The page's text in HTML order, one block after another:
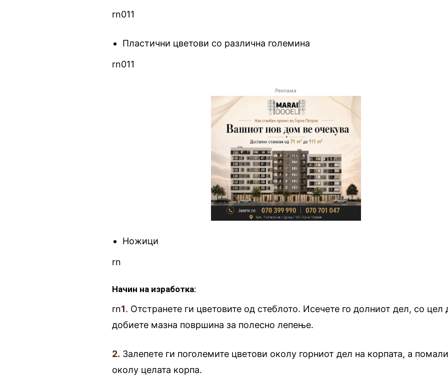
rn011
Пластични цветови со различна големина
rn011
Реклама
Ножици
rn
Начин на изработка:
rn1. Отстранете ги цветовите од стеблото. Исечете го долниот дел, со цел
добиете мазна површина за полесно лепење.
2. Залепете ги поголемите цветови околу горниот дел на корпата, а
околу целата корпа.